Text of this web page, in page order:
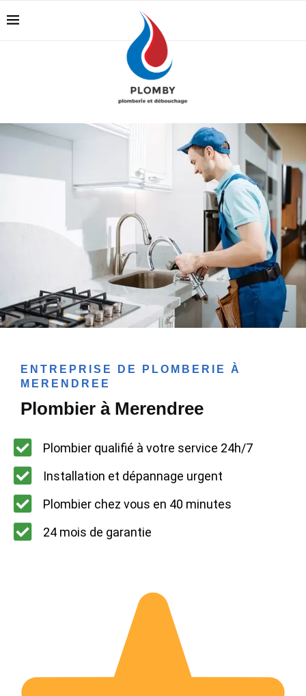
ENTREPRISE DE PLOMBERIE À
MERENDREE
Plombier à Merendree
Plombier qualifié à votre service 24h/7
Installation et dépannage urgent
Plombier chez vous en 40 minutes
24 mois de garantie